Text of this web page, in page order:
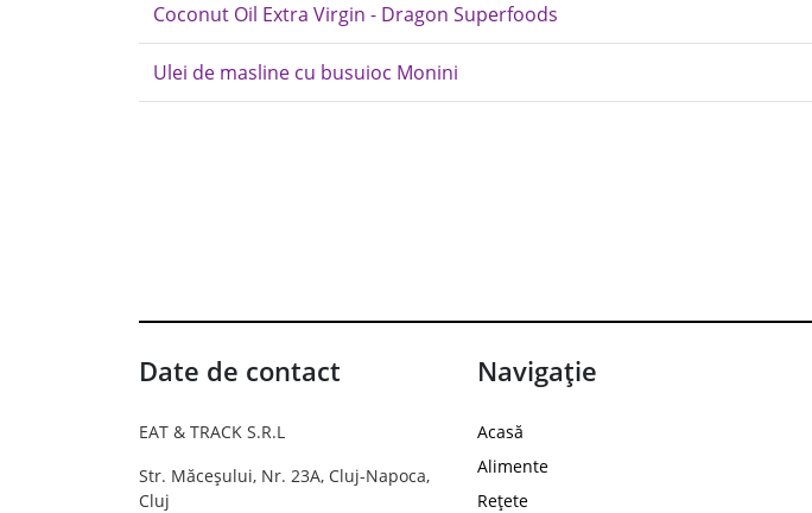
Coconut Oil Extra Virgin - Dragon Superfoods
Ulei de masline cu busuioc Monini
Date de contact
EAT & TRACK S.R.L
Str. Măceșului, Nr. 23A, Cluj-Napoca,
Cluj
Navigație
Acasă
Alimente
Rețete